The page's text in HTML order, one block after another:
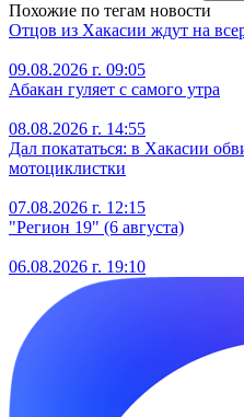
Похожие по тегам новости
Отцов из Хакасии ждут на
09.08.2026 г. 09:05
Абакан гуляет с самого утра
08.08.2026 г. 14:55
Дал покататься: в Хакасии
мотоциклистки
07.08.2026 г. 12:15
"Регион 19" (6 августа)
06.08.2026 г. 19:10